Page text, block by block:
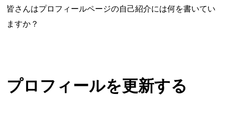
皆さんはプロフィールページの自己紹介には何を書いてい
ますか？
プロフィールを更新する